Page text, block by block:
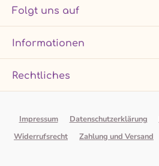
Folgt uns auf
Informationen
Rechtliches
Impressum Datenschutzerklärung
Widerrufsrecht
Zahlung und Versand